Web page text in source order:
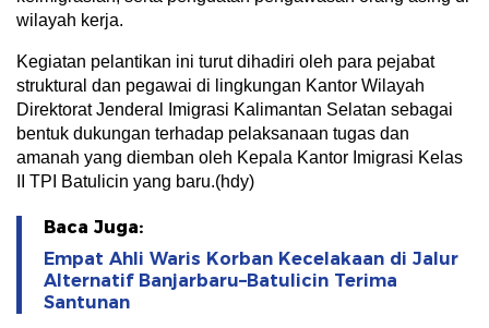
wilayah kerja.
Kegiatan pelantikan ini turut dihadiri oleh para pejabat
struktural dan pegawai di lingkungan Kantor Wilayah
Direktorat Jenderal Imigrasi Kalimantan Selatan sebagai
bentuk dukungan terhadap pelaksanaan tugas dan
amanah yang diemban oleh Kepala Kantor Imigrasi Kelas
II TPI Batulicin yang baru.(hdy)
Baca Juga:
Empat Ahli Waris Korban Kecelakaan di Jalur
Alternatif Banjarbaru–Batulicin Terima
Santunan